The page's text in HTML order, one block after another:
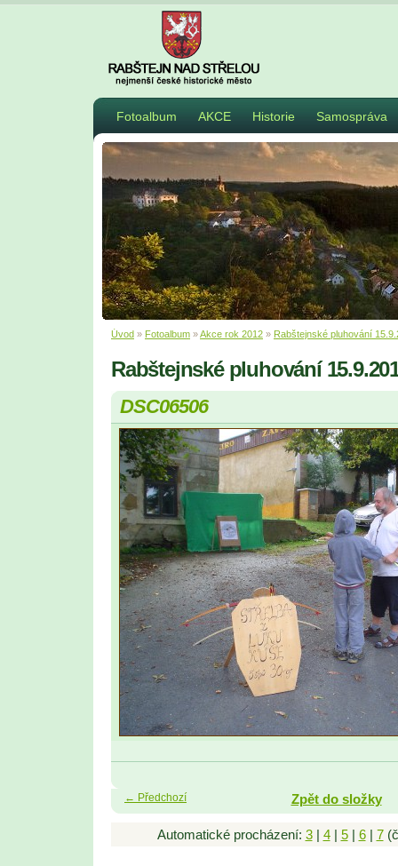
Fotoalbum AKCE Historie Samospráva
Úvod » Fotoalbum »Akce rok 2012 » Rabštejnské pluhování
Rabštejnské pluhování
DSC06506
← Předchozí Zpět do složky
Automatické procházení: 3| 4| 5| 6| 7